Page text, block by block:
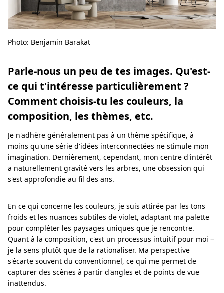
Photo: Benjamin Barakat
Parle-nous un peu de tes images. Qu'est-
ce qui t'intéresse particulièrement ?
Comment choisis-tu les couleurs, la
composition, les thèmes, etc.
Je n'adhère généralement pas à un thème spécifique, à
moins qu'une série d'idées interconnectées ne stimule mon
imagination. Dernièrement, cependant, mon centre d'intérêt
a naturellement gravité vers les arbres, une obsession qui
s'est approfondie au fil des ans.
En ce qui concerne les couleurs, je suis attirée par les tons
froids et les nuances subtiles de violet, adaptant ma palette
pour compléter les paysages uniques que je rencontre.
Quant à la composition, c'est un processus intuitif pour moi ‒
je la sens plutôt que de la rationaliser. Ma perspective
s'écarte souvent du conventionnel, ce qui me permet de
capturer des scènes à partir d'angles et de points de vue
inattendus.